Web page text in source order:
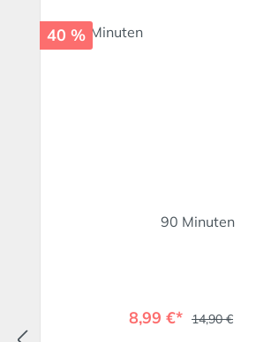
40 %
90 Minuten
8,99 €* 14,90 €